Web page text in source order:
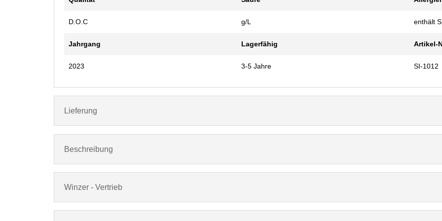
D.O.C g/L enthält
Jahrgang Lagerfähig Artikel-
2023 3-5 Jahre SI-1012
Lieferung
Beschreibung
Winzer - Vertrieb